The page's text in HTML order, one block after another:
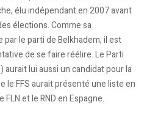
élu indépendant en 2007 avant
élections. Comme sa
par le parti de Belkhadem, il est
de se faire réélire. Le Parti
lui aussi un candidat pour la
le FFS aurait présenté une liste en
et le RND en Espagne.